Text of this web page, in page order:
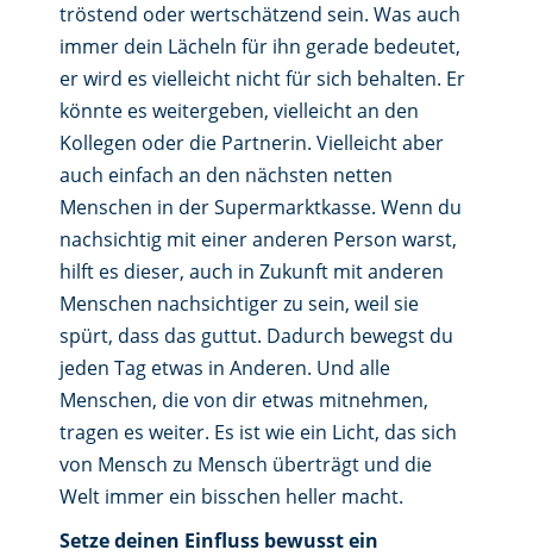
tröstend oder wertschätzend sein. Was auch
immer dein Lächeln für ihn gerade bedeutet,
er wird es vielleicht nicht für sich behalten. Er
könnte es weitergeben, vielleicht an den
Kollegen oder die Partnerin. Vielleicht aber
auch einfach an den nächsten netten
Menschen in der Supermarktkasse. Wenn du
nachsichtig mit einer anderen Person warst,
hilft es dieser, auch in Zukunft mit anderen
Menschen nachsichtiger zu sein, weil sie
spürt, dass das guttut. Dadurch bewegst du
jeden Tag etwas in Anderen. Und alle
Menschen, die von dir etwas mitnehmen,
tragen es weiter. Es ist wie ein Licht, das sich
von Mensch zu Mensch überträgt und die
Welt immer ein bisschen heller macht.
Setze deinen Einfluss bewusst ein